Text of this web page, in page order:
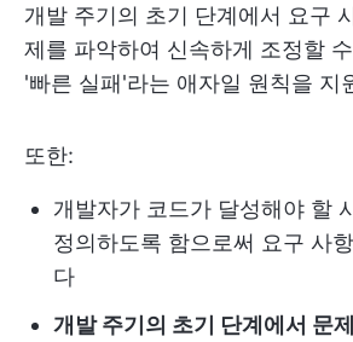
개발 주기의 초기 단계에서 요구
제를 파악하여 신속하게 조정할
'빠른 실패'라는 애자일 원칙을 지
또한:
개발자가 코드가 달성해야 할
정의하도록 함으로써 요구 사
다
개발 주기의 초기 단계에서 문